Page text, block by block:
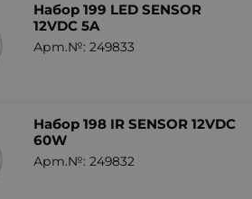
Набор 199 LED SENSOR
12VDC 5A
Арт.№: 249833
Набор 198 IR SENSOR 12VDC
60W
Арт.№: 249832